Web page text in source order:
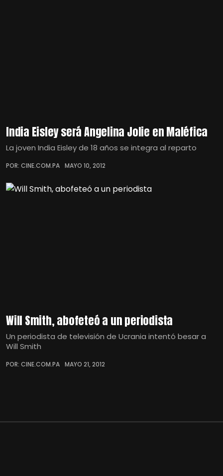
India Eisley será Angelina Jolie en Maléfica
La joven India Eisley de 18 años se integra al reparto
POR: CINE.COM.PA MAYO 10, 2012
Will Smith, abofeteó a un periodista
Un periodista de televisión de Ucrania intentó besar a
Will Smith
POR: CINE.COM.PA MAYO 21, 2012